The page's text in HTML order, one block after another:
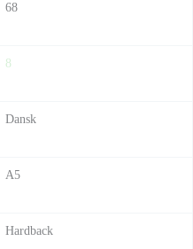
68
8
Dansk
A5
Hardback